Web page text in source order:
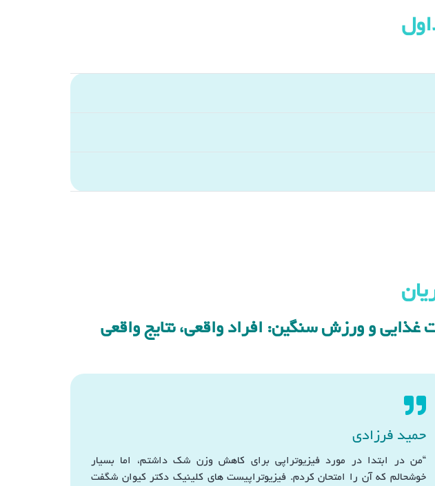
و ورزش سنگین: افراد واقعی، نتایج واقعی
حمید فرزادی
“من در ابتدا در مورد فیزیوتراپی برای کاهش وزن شک داشتم، اما بسیار
خوشحالم که آن را امتحان کردم. فیزیوتراپیست های کلینیک دکتر کیوان شگفت